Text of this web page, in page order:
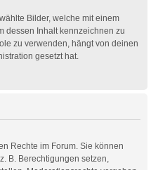
Bilder, welche mit einem
dessen Inhalt kennzeichnen zu
zu verwenden, hängt von deinen
gesetzt hat.
Rechte im Forum. Sie können
B. Berechtigungen setzen,